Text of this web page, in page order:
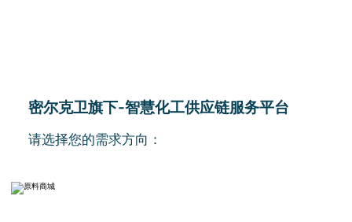
密尔克卫旗下-智慧化工供应链服务平台
请选择您的需求方向：